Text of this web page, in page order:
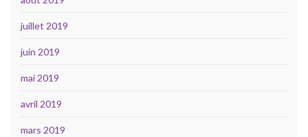
juillet 2019
juin 2019
mai 2019
avril 2019
mars 2019